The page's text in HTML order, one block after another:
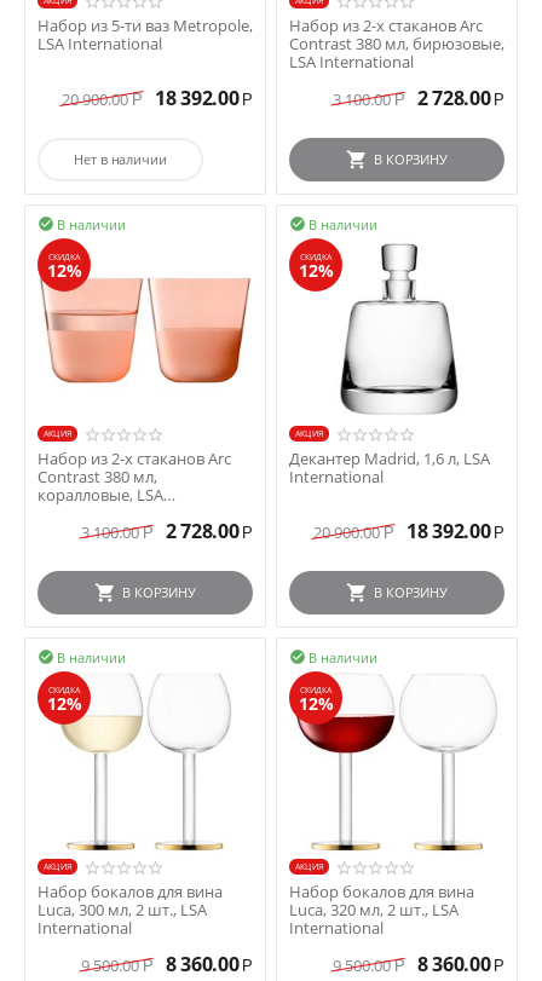
Набор из 5-ти ваз Metropole,
LSA International
20 900.00 Р 18 392.00 Р
Нет в наличии
Набор из 2-х стаканов Arc
Contrast 380 мл, бирюзовые,
LSA International
3 100.00 Р 2 728.00 Р
В КОРЗИНУ
В наличии

СКИДКА
12%
AКЦИЯ
Набор из 2-х стаканов Arc
Contrast 380 мл,
коралловые, LSA
3 100.00 Р 2 728.00 Р
В КОРЗИНУ
В наличии

СКИДКА
12%
AКЦИЯ
Декантер Madrid, 1,6 л, LSA
International
20 900.00 Р 18 392.00 Р
В КОРЗИНУ
В наличии

СКИДКА
12%
AКЦИЯ
Набор бокалов для вина
Luca, 300 мл, 2 шт., LSA
International
9 500.00 Р 8 360.00 Р
В наличии

СКИДКА
12%
AКЦИЯ
Набор бокалов для вина
Luca, 320 мл, 2 шт., LSA
International
9 500.00 Р 8 360.00 Р